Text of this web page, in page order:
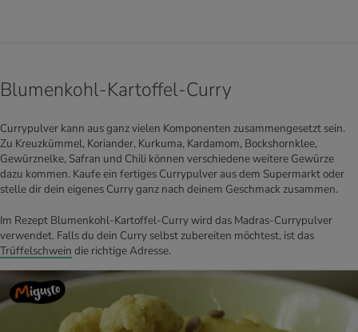
Blumenkohl-Kartoffel-Curry
Currypulver kann aus ganz vielen Komponenten zusammengesetzt sein.
Zu Kreuzkümmel, Koriander, Kurkuma, Kardamom, Bockshornklee,
Gewürznelke, Safran und Chili können verschiedene weitere Gewürze
dazu kommen. Kaufe ein fertiges Currypulver aus dem Supermarkt oder
stelle dir dein eigenes Curry ganz nach deinem Geschmack zusammen.
Im Rezept Blumenkohl-Kartoffel-Curry wird das Madras-Currypulver
verwendet. Falls du dein Curry selbst zubereiten möchtest, ist das
Trüffelschwein die richtige Adresse.